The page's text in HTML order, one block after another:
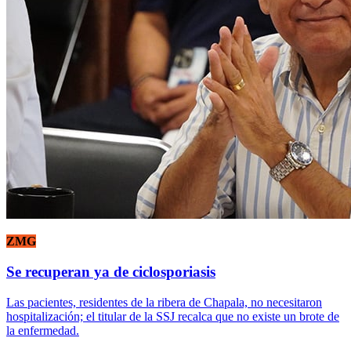
ZMG
Se recuperan ya de ciclosporiasis
Las pacientes, residentes de la ribera de Chapala, no necesitaron
hospitalización; el titular de la SSJ recalca que no existe un brote de
la enfermedad.